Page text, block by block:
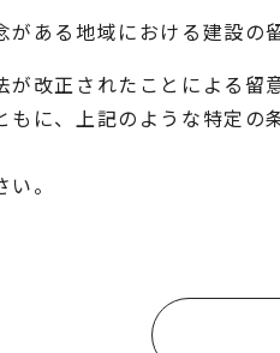
がある地域における建設の
が改正されたことによる留
もに、上記のような特定
。